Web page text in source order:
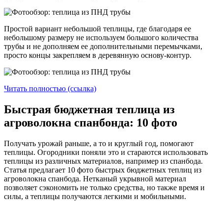
Простой вариант небольшой теплицы, где благодаря ее
небольшому размеру не используем большого количества
трубы и не дополняем ее дополнительными перемычками,
просто концы закрепляем в деревянную основу-контур.
Читать полностью (ссылка)
Быстрая бюджетная теплица из
агроволокна спанбонда: 10 фото
Получать урожай раньше, а то и круглый год, помогают
теплицы. Огородники поняли это и стараются использовать
теплицы из различных материалов, например из спанбода.
Статья предлагает 10 фото быстрых бюджетных теплиц из
агроволокна спанбода. Нетканый укрывной материал
позволяет сэкономить не только средства, но также время и
силы, а теплицы получаются легкими и мобильными.